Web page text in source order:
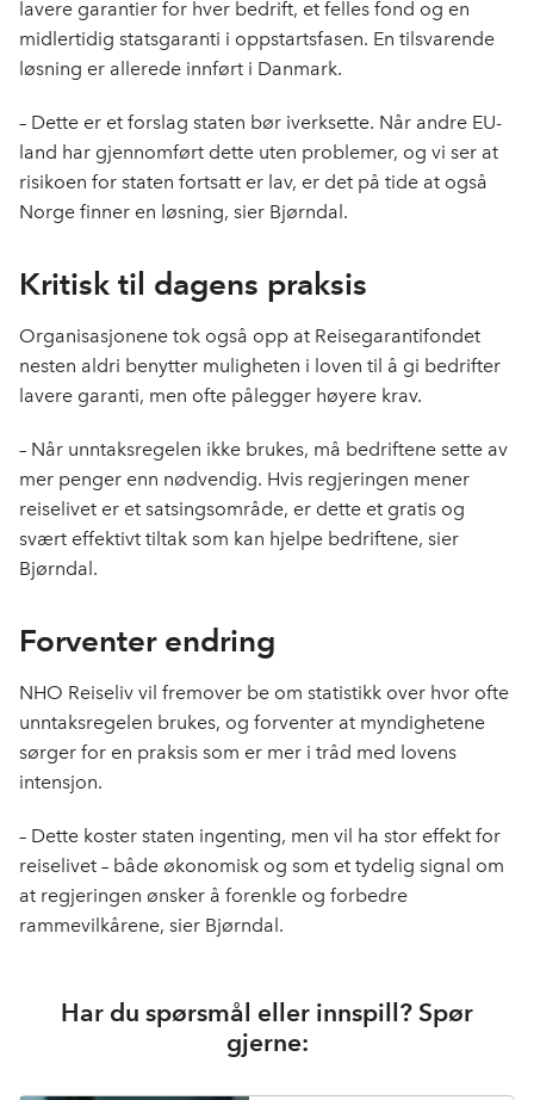
lavere garantier for hver bedrift, et felles fond og en
midlertidig statsgaranti i oppstartsfasen. En tilsvarende
løsning er allerede innført i Danmark.
– Dette er et forslag staten bør iverksette. Når andre EU-
land har gjennomført dette uten problemer, og vi ser at
risikoen for staten fortsatt er lav, er det på tide at også
Norge finner en løsning, sier Bjørndal.
Kritisk til dagens praksis
Organisasjonene tok også opp at Reisegarantifondet
nesten aldri benytter muligheten i loven til å gi bedrifter
lavere garanti, men ofte pålegger høyere krav.
– Når unntaksregelen ikke brukes, må bedriftene sette av
mer penger enn nødvendig. Hvis regjeringen mener
reiselivet er et satsingsområde, er dette et gratis og
svært effektivt tiltak som kan hjelpe bedriftene, sier
Bjørndal.
Forventer endring
NHO Reiseliv vil fremover be om statistikk over hvor ofte
unntaksregelen brukes, og forventer at myndighetene
sørger for en praksis som er mer i tråd med lovens
intensjon.
– Dette koster staten ingenting, men vil ha stor effekt for
reiselivet – både økonomisk og som et tydelig signal om
at regjeringen ønsker å forenkle og forbedre
rammevilkårene, sier Bjørndal.
Har du spørsmål eller innspill? Spør
gjerne: